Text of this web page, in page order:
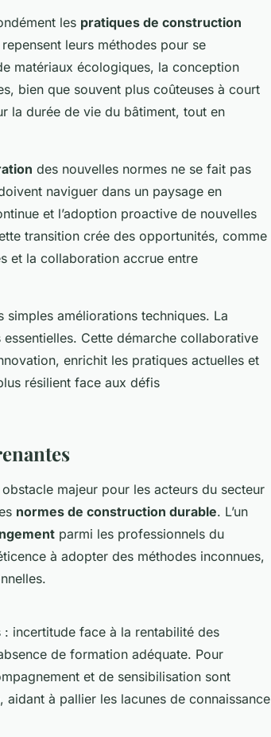
les pratiques de construction
leurs méthodes pour se
matériaux écologiques, la conception
bien que souvent plus coûteuses à court
la durée de vie du bâtiment, tout en
des nouvelles normes ne se fait pas
naviguer dans un paysage en
et l’adoption proactive de nouvelles
transition crée des opportunités, comme
et la collaboration accrue entre
simples améliorations techniques. La
Cette démarche collaborative
enrichit les pratiques actuelles et
résilient face aux défis
majeur pour les acteurs du secteur
normes de construction durable. L’un
parmi les professionnels du
à adopter des méthodes inconnues,
incertitude face à la rentabilité des
de formation adéquate. Pour
et de sensibilisation sont
, aidant à pallier les lacunes de connaissance